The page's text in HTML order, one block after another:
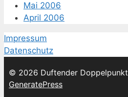
Mai 2006
April 2006
Impressum
Datenschutz
© 2026 Duftender Doppelpunkt
GeneratePress